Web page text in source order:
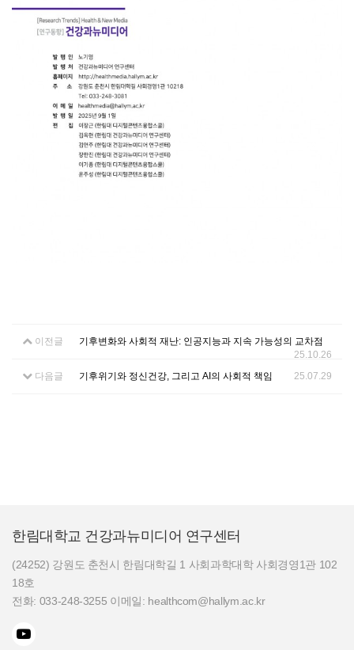
이전글
기후변화와 사회적 재난: 인공지능과 지속 가능성의 교차점
25.10.26
다음글
기후위기와 정신건강, 그리고 AI의 사회적 책임 25.07.29
한림대학교 건강과뉴미디어 연구센터
(24252) 강원도 춘천시 한림대학길 1 사회과학대학 사회경영1관 102
18호
전화: 033-248-3255 이메일: healthcom@hallym.ac.kr